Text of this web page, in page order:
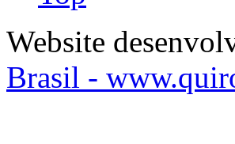
Website
Brasil -